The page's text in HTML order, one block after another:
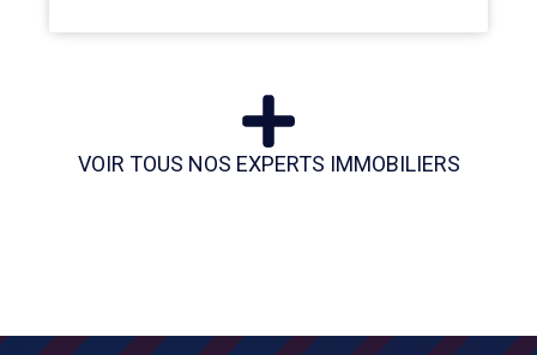
VOIR TOUS NOS EXPERTS IMMOBILIERS